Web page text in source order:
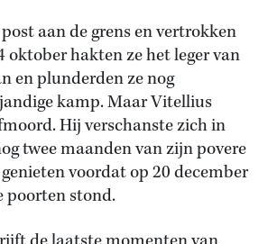
aan de grens en vertrokken
oktober hakten ze het leger van
en plunderden ze nog
kamp. Maar Vitellius
Hij verschanste zich in
twee maanden van zijn povere
voordat op 20 december
poorten stond.